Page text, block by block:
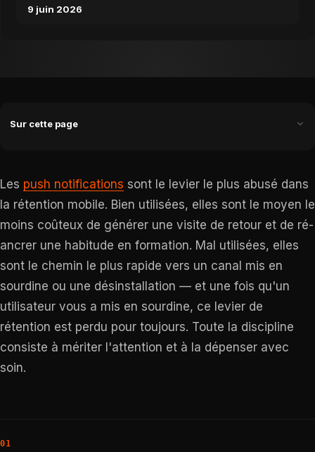
9 juin 2026
Sur cette page
Les push notifications sont le levier le plus abusé dans
la rétention mobile. Bien utilisées, elles sont le moyen le
moins coûteux de générer une visite de retour et de ré-
ancrer une habitude en formation. Mal utilisées, elles
sont le chemin le plus rapide vers un canal mis en
sourdine ou une désinstallation — et une fois qu'un
utilisateur vous a mis en sourdine, ce levier de
rétention est perdu pour toujours. Toute la discipline
consiste à mériter l'attention et à la dépenser avec
soin.